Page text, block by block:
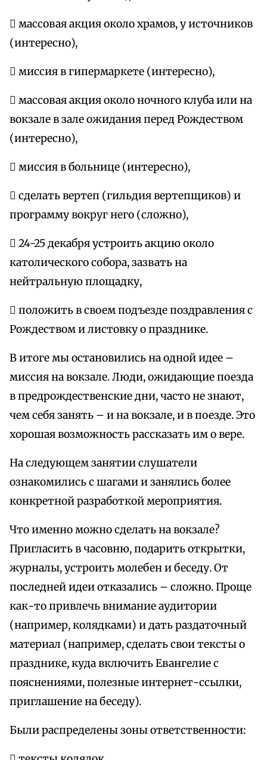
 массовая акция около храмов, у источников
(интересно),
 миссия в гипермаркете (интересно),
 массовая акция около ночного клуба или на
вокзале в зале ожидания перед Рождеством
(интересно),
 миссия в больнице (интересно),
 сделать вертеп (гильдия вертепщиков) и
программу вокруг него (сложно),
 24-25 декабря устроить акцию около
католического собора, зазвать на
нейтральную площадку,
 положить в своем подъезде поздравления с
Рождеством и листовку о празднике.
В итоге мы остановились на одной идее –
миссия на вокзале. Люди, ожидающие поезда
в предрождественские дни, часто не знают,
чем себя занять – и на вокзале, и в поезде. Это
хорошая возможность рассказать им о вере.
На следующем занятии слушатели
ознакомились с шагами и занялись более
конкретной разработкой мероприятия.
Что именно можно сделать на вокзале?
Пригласить в часовню, подарить открытки,
журналы, устроить молебен и беседу. От
последней идеи отказались – сложно. Проще
как-то привлечь внимание аудитории
(например, колядками) и дать раздаточный
материал (например, сделать свои тексты о
празднике, куда включить Евангелие с
пояснениями, полезные интернет-ссылки,
приглашение на беседу).
Были распределены зоны ответственности: